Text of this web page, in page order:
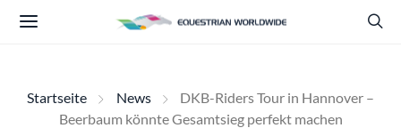
Startseite News
DKB-Riders Tour in Hannover –
Beerbaum könnte Gesamtsieg perfekt machen